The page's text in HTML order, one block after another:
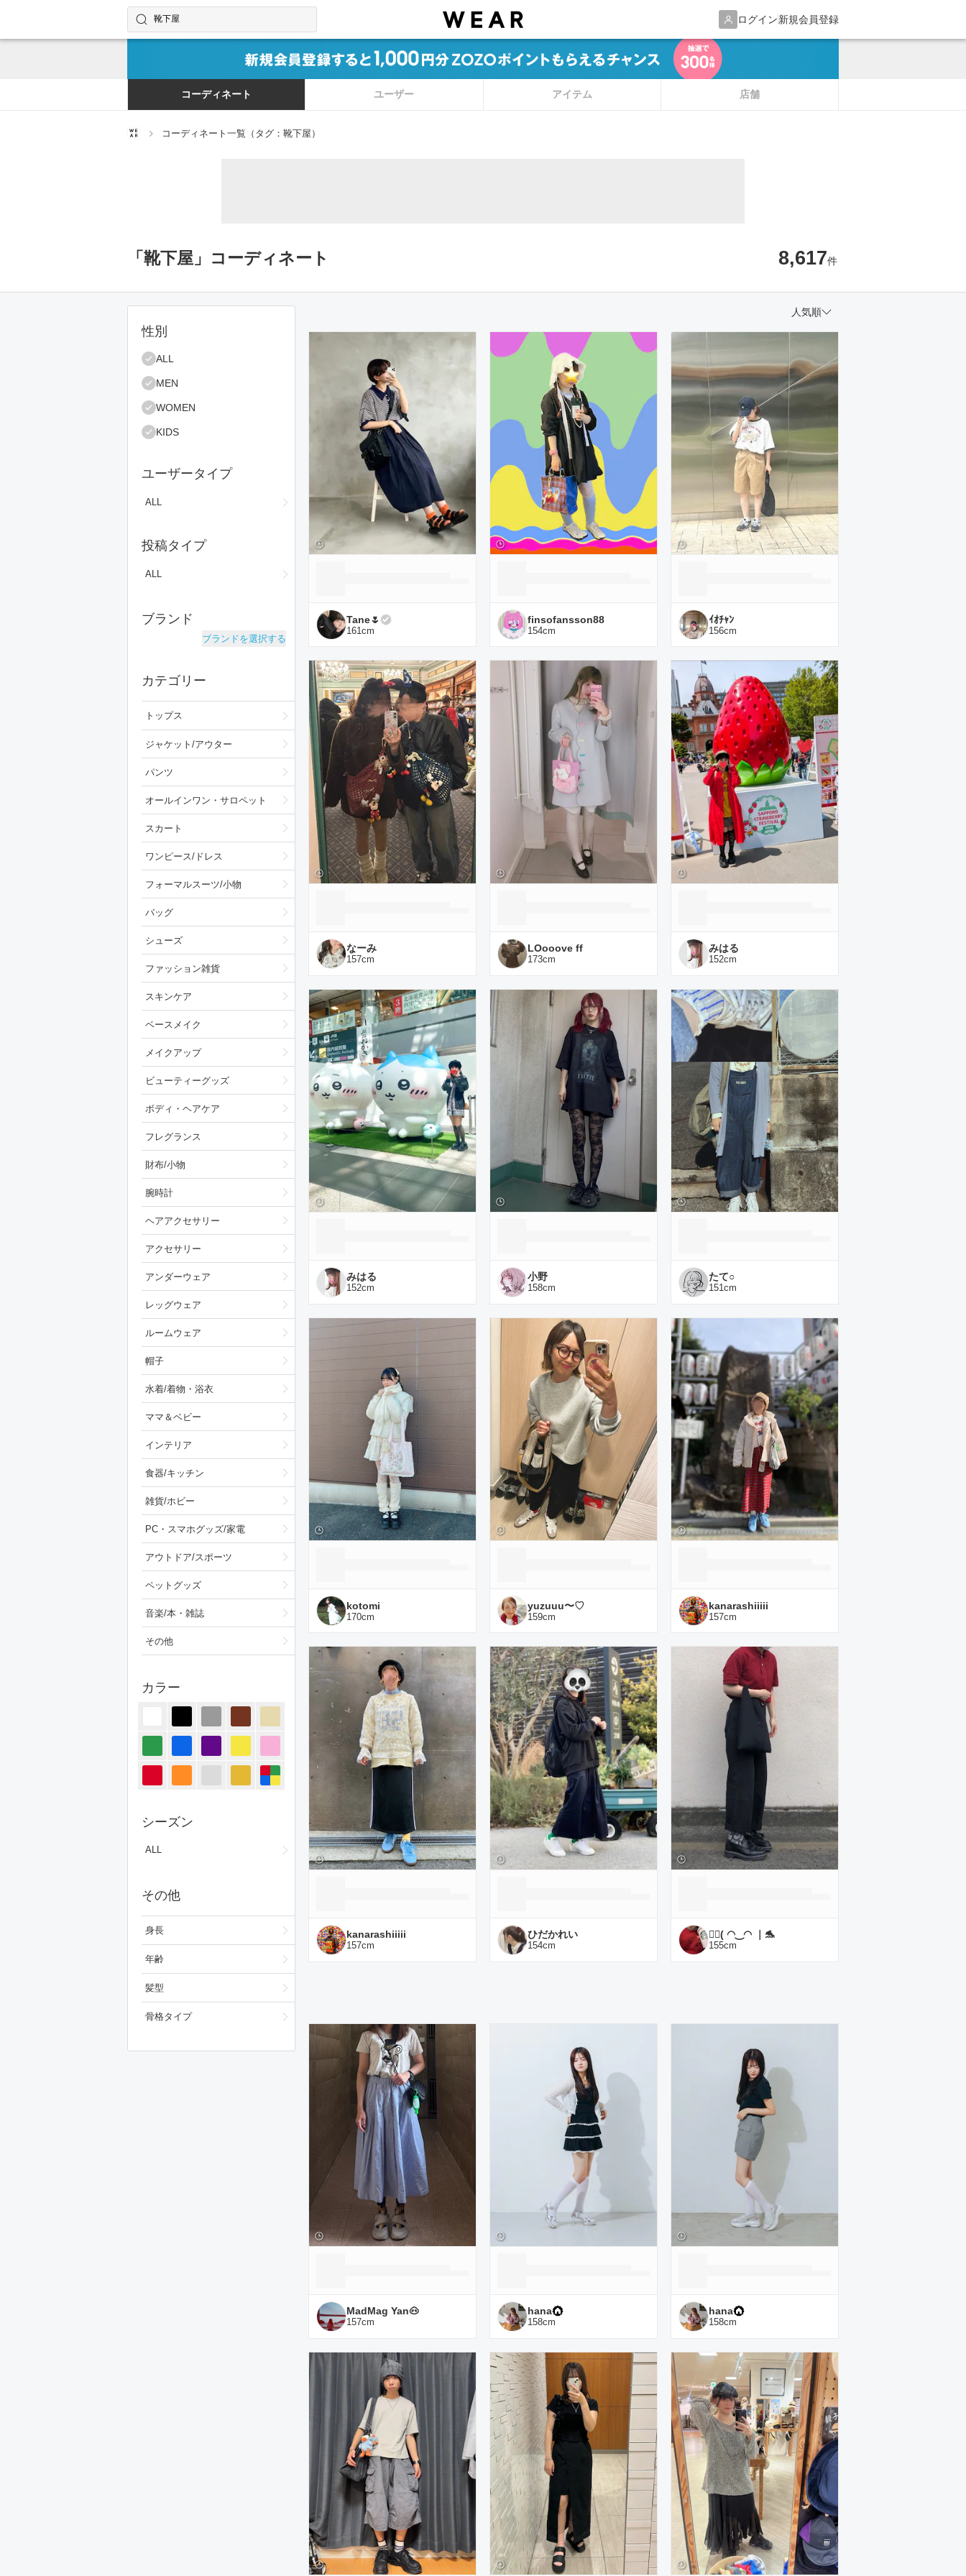
ログイン新規会員登録
コーディネートやユーザーを探す
検索する
コーディネート ユーザー アイテム 店舗
コーディネート一覧（タグ：靴下屋）
「靴下屋」コーディネート 8,617件
絞り込み条件
性別
ALL
MEN
WOMEN
KIDS
ユーザータイプ
ALL
投稿タイプ
ALL
ブランド
ブランドを選択する
カテゴリー
トップス
ジャケット/アウター
パンツ
オールインワン・サロペット
スカート
ワンピース/ドレス
フォーマルスーツ/小物
バッグ
シューズ
ファッション雑貨
スキンケア
ベースメイク
メイクアップ
ビューティーグッズ
ボディ・ヘアケア
フレグランス
財布/小物
腕時計
ヘアアクセサリー
アクセサリー
アンダーウェア
レッグウェア
ルームウェア
帽子
水着/着物・浴衣
ママ＆ベビー
インテリア
食器/キッチン
雑貨/ホビー
PC・スマホグッズ/家電
アウトドア/スポーツ
ペットグッズ
音楽/本・雑誌
その他
カラー
シーズン
ALL
その他
身長
年齢
髪型
骨格タイプ
人気順
Tane🌷
161 cm
finsofansson88
154cm
ｲｵﾁｬﾝ
156cm
なーみ
157cm
LOooove ff
173cm
みはる
152cm
みはる
152cm
小野
158cm
たて○
151cm
kotomi
170cm
yuzuuu〜♡
159cm
kanarashiiiii
157cm
kanarashiiiii
157cm
ひだかれい
154cm
✌🏼( ◠‿◠ ｜🐬
155cm
MadMag Yan🐽
157cm
hana
158cm
hana
158cm